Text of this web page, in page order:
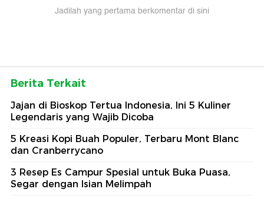
Jadilah yang pertama berkomentar di sini
Berita Terkait
Jajan di Bioskop Tertua Indonesia, Ini 5 Kuliner
Legendaris yang Wajib Dicoba
5 Kreasi Kopi Buah Populer, Terbaru Mont Blanc
dan Cranberrycano
3 Resep Es Campur Spesial untuk Buka Puasa,
Segar dengan Isian Melimpah